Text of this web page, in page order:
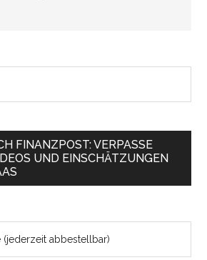
FINANZPOST: VERPASSE
UND EINSCHÄTZUNGEN